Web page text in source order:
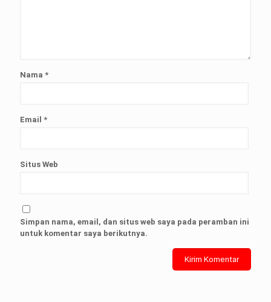
Nama *
Email *
Situs Web
Simpan nama, email, dan situs web saya pada peramban ini
untuk komentar saya berikutnya.